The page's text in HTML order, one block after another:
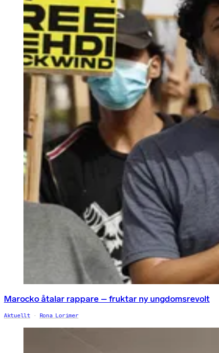
Marocko åtalar rappare – fruktar ny ungdomsrevolt
Aktuellt Rona Lorimer